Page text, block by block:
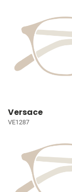
Versace
VE1287